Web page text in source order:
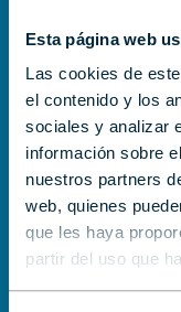
Esta página web
Las cookies de
el contenido y los
sociales y analizar
información sobre
nuestros partners
web, quienes
que les haya
partir del uso que